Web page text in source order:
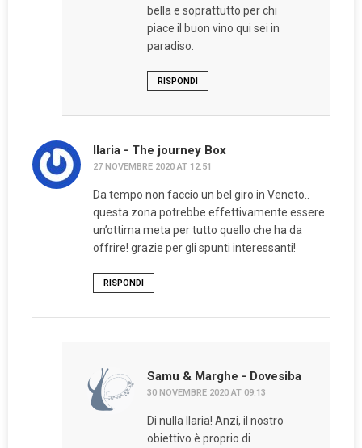
bella e soprattutto per chi
piace il buon vino qui sei in
paradiso.
RISPONDI
Ilaria - The journey Box
27 NOVEMBRE 2020 AT 12:51
Da tempo non faccio un bel giro in Veneto..
questa zona potrebbe effettivamente essere
un’ottima meta per tutto quello che ha da
offrire! grazie per gli spunti interessanti!
RISPONDI
Samu & Marghe - Dovesiba
30 NOVEMBRE 2020 AT 09:13
Di nulla Ilaria! Anzi, il nostro
obiettivo è proprio di